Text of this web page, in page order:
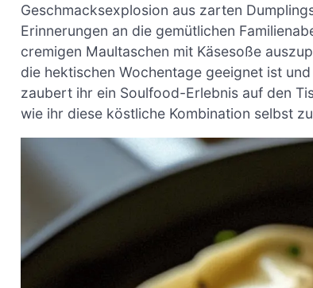
Geschmacksexplosion aus zarten
Erinnerungen an die gemütlichen
cremigen Maultaschen mit Käsesoße
die hektischen Wochentage geeignet ist
zaubert ihr ein Soulfood-Erlebnis auf den
wie ihr diese köstliche Kombination selbst